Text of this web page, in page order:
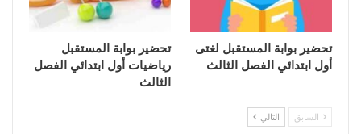
تحضير بوابة المستقبل لغتى
أول ابتدائي الفصل الثالث
تحضير بوابة المستقبل
رياضيات أول ابتدائي الفصل
الثالث
السابق التالي